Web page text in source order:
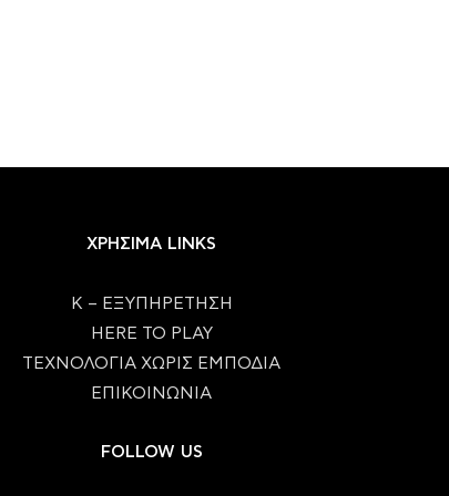
ΧΡΗΣΙΜΑ LINKS
Κ – ΕΞΥΠΗΡΕΤΗΣΗ
HERE TO PLAY
ΤΕΧΝΟΛΟΓΙΑ ΧΩΡΙΣ ΕΜΠΟΔΙΑ
ΕΠΙΚΟΙΝΩΝΙΑ
FOLLOW US